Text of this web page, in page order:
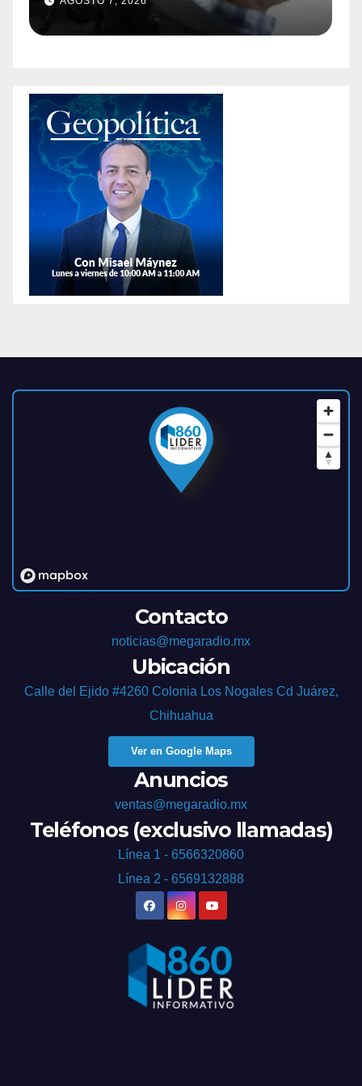
afirman que hay
animales exóticos
Contacto
noticias@megaradio.mx
Ubicación
Calle del Ejido #4260 Colonia Los Nogales Cd Juárez,
Chihuahua
Ver en Google Maps
Anuncios
ventas@megaradio.mx
Teléfonos (exclusivo llamadas)
Línea 1 - 6566320860
Línea 2 - 6569132888